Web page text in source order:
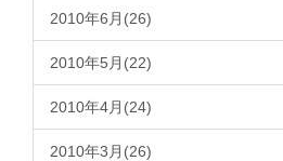
2010年6月(26)
2010年5月(22)
2010年4月(24)
2010年3月(26)